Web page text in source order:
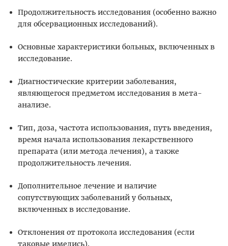
Продолжительность исследования (особенно важно
для обсервационных исследований).
Основные характеристики больных, включенных в
исследование.
Диагностические критерии заболевания,
являющегося предметом исследования в мета-
анализе.
Тип, доза, частота использования, путь введения,
время начала использования лекарственного
препарата (или метода лечения), а также
продолжительность лечения.
Дополнительное лечение и наличие
сопутствующих заболеваний у больных,
включенных в исследование.
Отклонения от протокола исследования (если
таковые имелись).